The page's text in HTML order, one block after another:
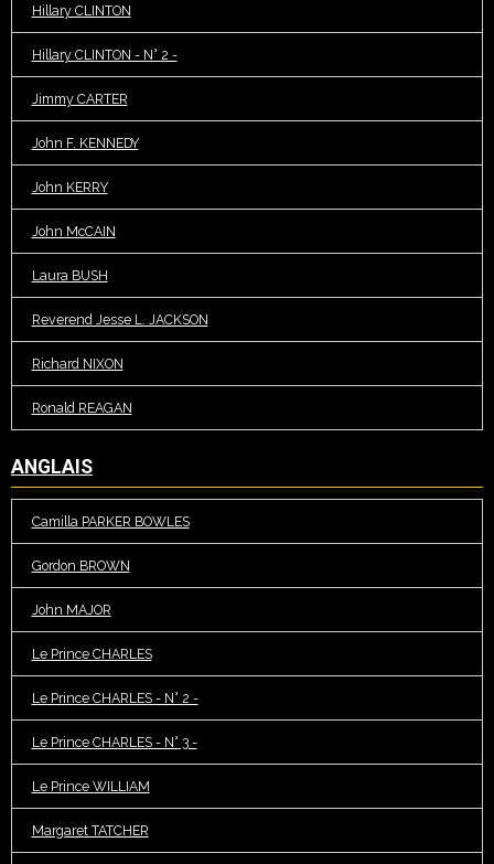
Hillary CLINTON
Hillary CLINTON - N° 2 -
Jimmy CARTER
John F. KENNEDY
John KERRY
John McCAIN
Laura BUSH
Reverend Jesse L. JACKSON
Richard NIXON
Ronald REAGAN
ANGLAIS
Camilla PARKER BOWLES
Gordon BROWN
John MAJOR
Le Prince CHARLES
Le Prince CHARLES - N° 2 -
Le Prince CHARLES - N° 3 -
Le Prince WILLIAM
Margaret TATCHER